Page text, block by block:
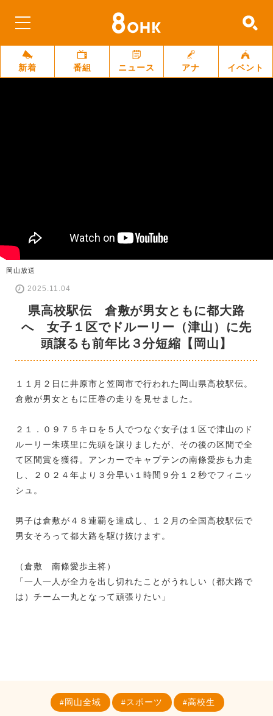
新着 番組 ニュース アナ イベント
岡山放送
2025.11.04
県高校駅伝 倉敷が男女ともに都大路
へ 女子１区でドルーリー（津山）に先
頭譲るも前年比３分短縮【岡山】
１１月２日に井原市と笠岡市で行われた岡山県高校駅伝。
倉敷が男女ともに圧巻の走りを見せました。
２１．０９７５キロを５人でつなぐ女子は１区で津山のド
ルーリー朱瑛里に先頭を譲りましたが、その後の区間で全
て区間賞を獲得。アンカーでキャプテンの南條愛歩も力走
し、２０２４年より３分早い１時間９分１２秒でフィニッ
シュ。
男子は倉敷が４８連覇を達成し、１２月の全国高校駅伝で
男女そろって都大路を駆け抜けます。
（倉敷 南條愛歩主将）
「一人一人が全力を出し切れたことがうれしい（都大路で
は）チーム一丸となって頑張りたい」
岡山全域 スポーツ 高校生